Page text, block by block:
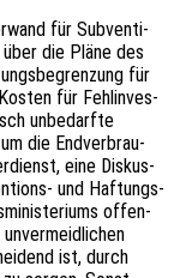
für Subven­ti­
die Pläne des
für
für Fehl­in­ves­
unbe­darf­te
die Endver­brau­
eine Diskus­
und Haftungs-
offen­
ist, durch